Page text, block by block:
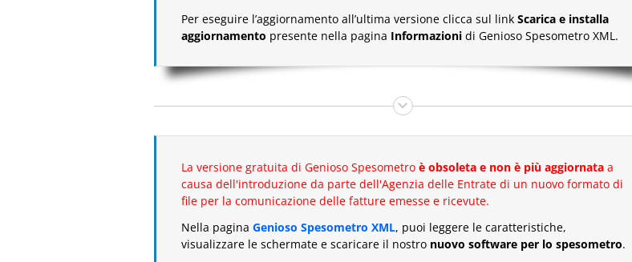
Per eseguire l’aggiornamento all’ultima versione clicca sul link Scarica e installa
aggiornamento presente nella pagina Informazioni di Genioso Spesometro XML.
La versione gratuita di Genioso Spesometro è obsoleta e non è più aggiornata a
causa dell'introduzione da parte dell'Agenzia delle Entrate di un nuovo formato di
file per la comunicazione delle fatture emesse e ricevute.
Nella pagina Genioso Spesometro XML, puoi leggere le caratteristiche,
visualizzare le schermate e scaricare il nostro nuovo software per lo spesometro.